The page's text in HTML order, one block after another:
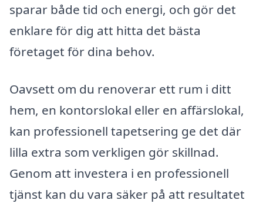
sparar både tid och energi, och gör det
enklare för dig att hitta det bästa
företaget för dina behov.
Oavsett om du renoverar ett rum i ditt
hem, en kontorslokal eller en affärslokal,
kan professionell tapetsering ge det där
lilla extra som verkligen gör skillnad.
Genom att investera i en professionell
tjänst kan du vara säker på att resultatet